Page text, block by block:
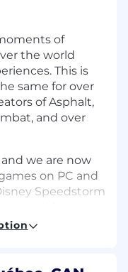
of
the world
This is
same for over
of Asphalt,
and over
we are now
on PC and
Speedstorm
adventures.
pride in our